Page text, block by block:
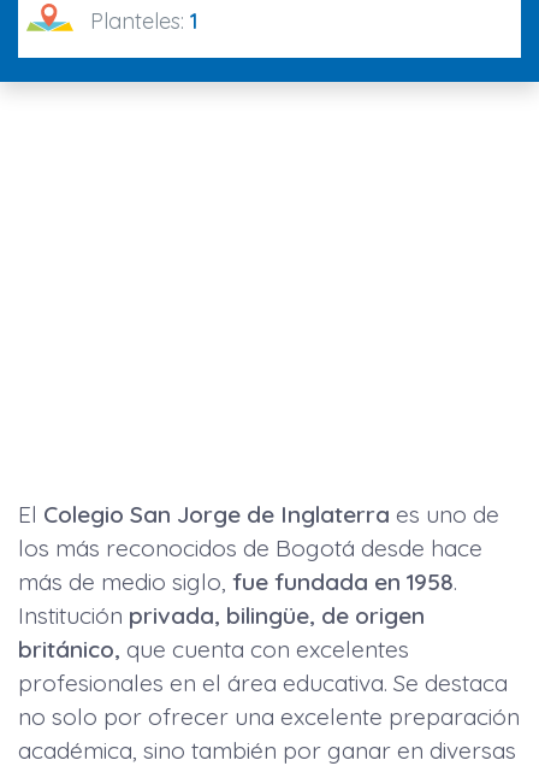
Planteles: 1
El Colegio San Jorge de Inglaterra es uno de
los más reconocidos de Bogotá desde hace
más de medio siglo, fue fundada en 1958.
Institución privada, bilingüe, de origen
británico, que cuenta con excelentes
profesionales en el área educativa. Se destaca
no solo por ofrecer una excelente preparación
académica, sino también por ganar en diversas